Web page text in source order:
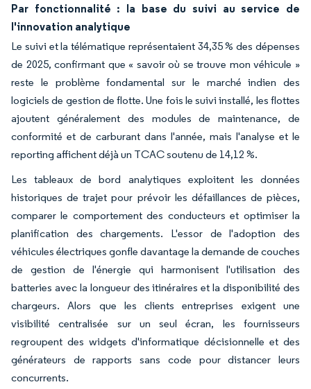
Par fonctionnalité : la base du suivi au service de
l'innovation analytique
Le suivi et la télématique représentaient 34,35 % des dépenses
de 2025, confirmant que « savoir où se trouve mon véhicule »
reste le problème fondamental sur le marché indien des
logiciels de gestion de flotte. Une fois le suivi installé, les flottes
ajoutent généralement des modules de maintenance, de
conformité et de carburant dans l'année, mais l'analyse et le
reporting affichent déjà un TCAC soutenu de 14,12 %.
Les tableaux de bord analytiques exploitent les données
historiques de trajet pour prévoir les défaillances de pièces,
comparer le comportement des conducteurs et optimiser la
planification des chargements. L'essor de l'adoption des
véhicules électriques gonfle davantage la demande de couches
de gestion de l'énergie qui harmonisent l'utilisation des
batteries avec la longueur des itinéraires et la disponibilité des
chargeurs. Alors que les clients entreprises exigent une
visibilité centralisée sur un seul écran, les fournisseurs
regroupent des widgets d'informatique décisionnelle et des
générateurs de rapports sans code pour distancer leurs
concurrents.